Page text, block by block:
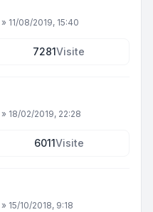
» 11/08/2019, 15:40
7281Visite
» 18/02/2019, 22:28
6011Visite
» 15/10/2018, 9:18